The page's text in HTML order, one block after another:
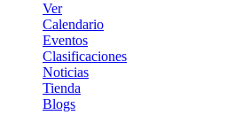
Ver
Calendario
Eventos
Clasificaciones
Noticias
Tienda
Blogs